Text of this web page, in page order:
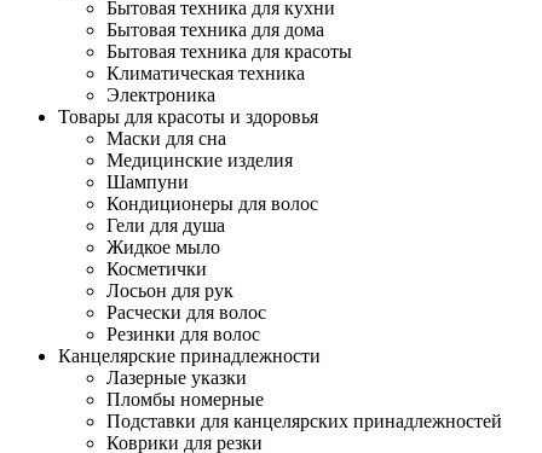
Бытовая техника для кухни
Бытовая техника для дома
Бытовая техника для красоты
Климатическая техника
Электроника
Товары для красоты и здоровья
Маски для сна
Медицинские изделия
Шампуни
Кондиционеры для волос
Гели для душа
Жидкое мыло
Косметички
Лосьон для рук
Расчески для волос
Резинки для волос
Канцелярские принадлежности
Лазерные указки
Пломбы номерные
Подставки для канцелярских принадлежностей
Коврики для резки